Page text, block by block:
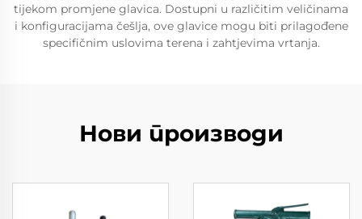
tijekom promjene glavica. Dostupni u različitim veličinama
i konfiguracijama češlja, ove glavice mogu biti prilagođene
specifičnim uslovima terena i zahtjevima vrtanja.
Нови производи